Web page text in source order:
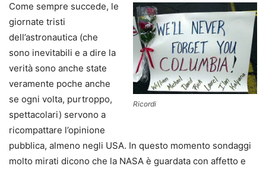
Ricordi
Come sempre succede, le
giornate tristi
dell’astronautica (che
sono inevitabili e a dire la
verità sono anche state
veramente poche anche
se ogni volta, purtroppo,
spettacolari) servono a
ricompattare l’opinione
pubblica, almeno negli USA. In questo momento sondaggi
molto mirati dicono che la NASA è guardata con affetto e